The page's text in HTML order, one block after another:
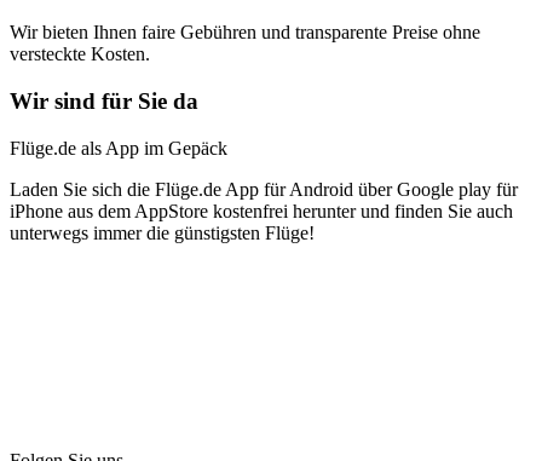
Wir bieten Ihnen faire Gebühren und transparente Preise ohne
versteckte Kosten.
Wir sind für Sie da
Flüge.de als App im Gepäck
Laden Sie sich die Flüge.de App für Android über Google play für
iPhone aus dem AppStore kostenfrei herunter und finden Sie auch
unterwegs immer die günstigsten Flüge!